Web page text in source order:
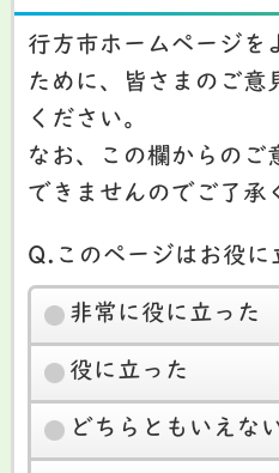
行方市ホームページを
ために、皆さまのご意
ください。
なお、この欄からのご
できませんのでご了承
Q.このページはお役に
非常に役に立った
役に立った
どちらともいえな